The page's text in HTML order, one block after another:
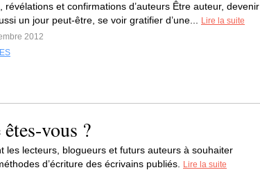
révélations et confirmations d’auteurs Être auteur, devenir
un jour peut-être, se voir gratifier d’une...
Lire la suite
2012
vous ?
les lecteurs, blogueurs et futurs auteurs à souhaiter
d’écriture des écrivains publiés.
Lire la suite